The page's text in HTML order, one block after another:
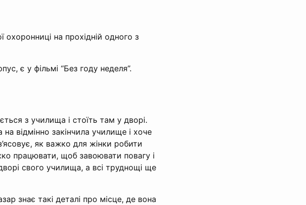
охоронниці на прохідній одного з
є у фільмі “Без году неделя”.
з училища і стоїть там у дворі.
на відмінно закінчила училище і хоче
як важко для жінки робити
працювати, щоб завоювати повагу і
свого училища, а всі труднощі ще
знає такі деталі про місце, де вона